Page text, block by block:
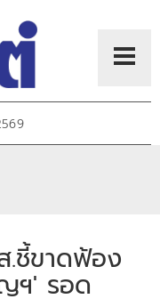
ชี้ขาดฟ้อง
ฯ' รอด